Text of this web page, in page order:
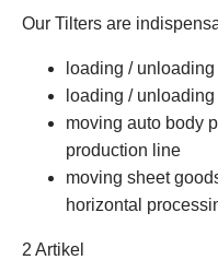
Our Tilters are
loading /
loading /
moving auto body
production line
moving sheet
horizontal
2 Artikel